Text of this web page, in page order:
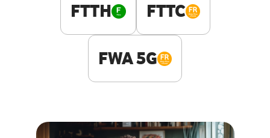
FTTH FTTC
FWA 5G